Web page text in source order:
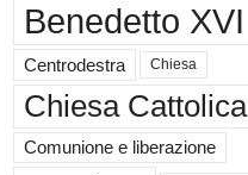
Benedetto XVI
Centrodestra Chiesa
Chiesa Cattolica
Comunione e liberazione